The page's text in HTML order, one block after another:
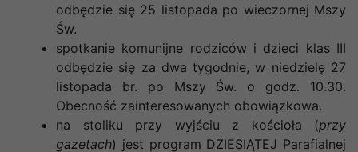
odbędzie się 25 listopada po wieczornej Mszy
Św.
spotkanie komunijne rodziców i dzieci klas III
odbędzie się za dwa tygodnie, w niedzielę 27
listopada br. po Mszy Św. o godz. 10.30.
Obecność zainteresowanych obowiązkowa.
na stoliku przy wyjściu z kościoła (przy
gazetach) jest program DZIESIĄTEJ Parafialnej